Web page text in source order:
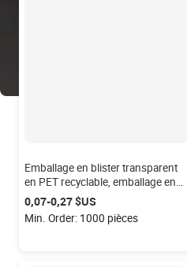
Emballage en blister transparent
en PET recyclable, emballage en
blister personnalisé pour leurres
de pêche souples
0,07-0,27 $US
Min. Order: 1000 pièces